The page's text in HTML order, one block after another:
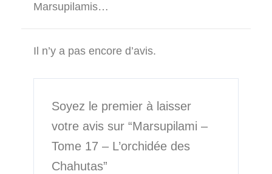
Marsupilamis…
Il n’y a pas encore d’avis.
Soyez le premier à laisser
votre avis sur “Marsupilami –
Tome 17 – L’orchidée des
Chahutas”